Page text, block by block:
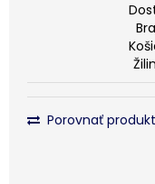
Porovnať produkt